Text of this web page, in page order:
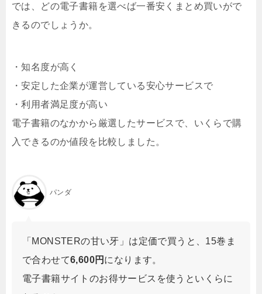
では、どの電子書籍を選べば一番安くまとめ買いがで
きるのでしょうか。
・知名度が高く
・安定した企業が運営している安心サービスで
・利用者満足度が高い
電子書籍のなかから厳選したサービスで、いくらで購
入できるのか値段を比較しました。
パンダ
「MONSTERの甘い牙」は定価で買うと、15巻ま
で合わせて6,600円 になります。
電子書籍サイトのお得サービスを使うといくらに